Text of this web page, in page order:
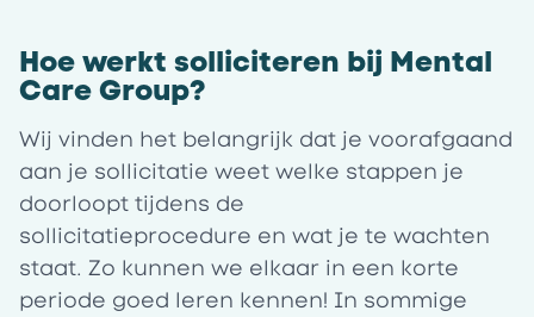
Hoe werkt solliciteren bij Mental
Care Group?
Wij vinden het belangrijk dat je voorafgaand
aan je sollicitatie weet welke stappen je
doorloopt tijdens de
sollicitatieprocedure en wat je te wachten
staat. Zo kunnen we elkaar in een korte
periode goed leren kennen! In sommige